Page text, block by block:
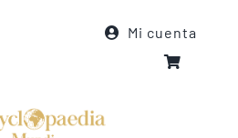
Mi cuenta